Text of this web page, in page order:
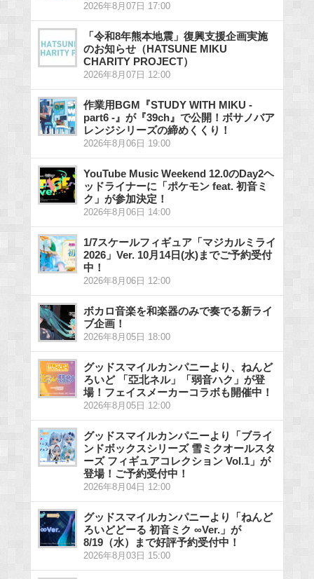
2026年8月07日 17:00
「令和8年熊本地震」復興支援企画実施
のお知らせ（HATSUNE MIKU
CHARITY PROJECT）
2026年8月07日 12:00
作業用BGM『STUDY WITH MIKU -
part6 -』が『39ch』で公開！ボサノバア
レンジシリーズの締めくくり！
2026年8月06日 19:00
YouTube Music Weekend 12.0のDay2ヘ
ッドライナーに「ポケモン feat. 初音ミ
ク」が参加決定！
2026年8月06日 14:00
1/7スケールフィギュア「マジカルミライ
2026」Ver. 10月14日(水)までご予約受付
中！
2026年8月06日 12:00
ボカロ音楽を和楽器のみで奏でる新ライ
ブ企画！
2026年8月05日 18:00
グッドスマイルカンパニーより、ねんど
ろいど 「亞北ネル」「弱音ハク」が登
場！フェイスメーカーコラボも開催中！
2026年8月05日 12:00
グッドスマイルカンパニーより「ブライ
ンドボックスシリーズ 雪ミクオールスタ
ーズ フィギュアコレクション Vol.1」が
登場！ご予約受付中！
2026年8月04日 12:00
グッドスマイルカンパニーより「ねんど
ろいどどーる 初音ミク ∞Ver.」が
8/19（水）まで好評予約受付中！
2026年8月03日 15:00